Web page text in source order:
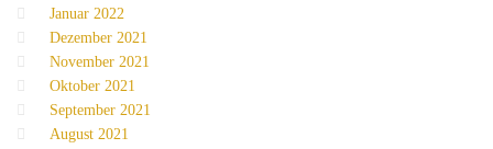
Januar 2022
Dezember 2021
November 2021
Oktober 2021
September 2021
August 2021